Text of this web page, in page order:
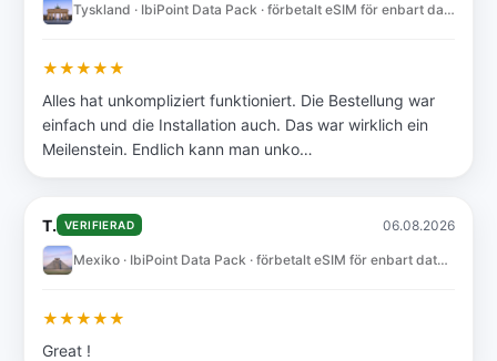
Tyskland · IbiPoint Data Pack · förbetalt eSIM för enbart data med 10GB i 30 dagar
★★★★★
Alles hat unkompliziert funktioniert. Die Bestellung war
einfach und die Installation auch. Das war wirklich ein
Meilenstein. Endlich kann man unko…
T. VERIFIERAD 06.08.2026
Mexiko · IbiPoint Data Pack · förbetalt eSIM för enbart data med 10GB i 30 dagar
★★★★★
Great !